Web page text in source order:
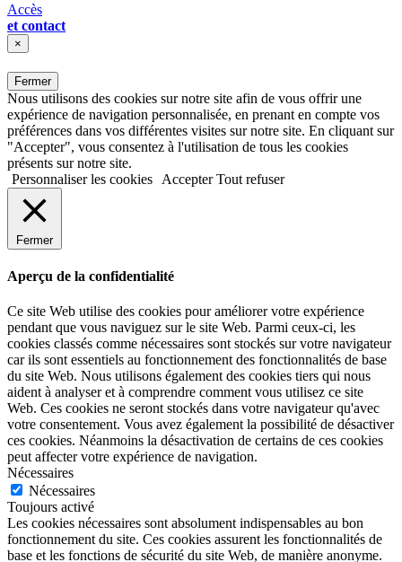
Accès
et contact
×
Fermer
Nous utilisons des cookies sur notre site afin de vous offrir une
expérience de navigation personnalisée, en prenant en compte vos
préférences dans vos différentes visites sur notre site. En cliquant sur
"Accepter", vous consentez à l'utilisation de tous les cookies
présents sur notre site.
Personnaliser les cookies
Accepter Tout refuser
Fermer
Aperçu de la confidentialité
Ce site Web utilise des cookies pour améliorer votre expérience
pendant que vous naviguez sur le site Web. Parmi ceux-ci, les
cookies classés comme nécessaires sont stockés sur votre navigateur
car ils sont essentiels au fonctionnement des fonctionnalités de base
du site Web. Nous utilisons également des cookies tiers qui nous
aident à analyser et à comprendre comment vous utilisez ce site
Web. Ces cookies ne seront stockés dans votre navigateur qu'avec
votre consentement. Vous avez également la possibilité de désactiver
ces cookies. Néanmoins la désactivation de certains de ces cookies
peut affecter votre expérience de navigation.
Nécessaires
Nécessaires
Toujours activé
Les cookies nécessaires sont absolument indispensables au bon
fonctionnement du site. Ces cookies assurent les fonctionnalités de
base et les fonctions de sécurité du site Web, de manière anonyme.